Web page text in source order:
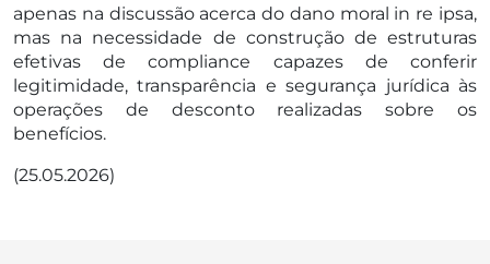
apenas na discussão acerca do dano moral in re ipsa,
mas na necessidade de construção de estruturas
efetivas de compliance capazes de conferir
legitimidade, transparência e segurança jurídica às
operações de desconto realizadas sobre os
benefícios.
(25.05.2026)